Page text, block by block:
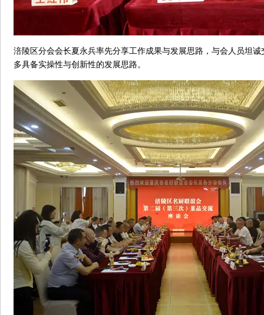
涪陵区分会会长夏永兵率先分享工作成果与发展思路，与会人员坦
多具备实操性与创新性的发展思路。